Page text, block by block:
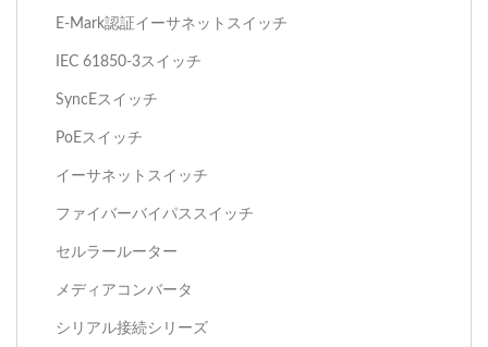
E-Mark認証イーサネットスイッチ
IEC 61850-3スイッチ
SyncEスイッチ
PoEスイッチ
イーサネットスイッチ
ファイバーバイパススイッチ
セルラールーター
メディアコンバータ
シリアル接続シリーズ